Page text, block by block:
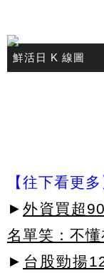
鮮活日 K 線圖
【往下看更多
► 外資買超
名單笑：不懂
► 台股勁揚